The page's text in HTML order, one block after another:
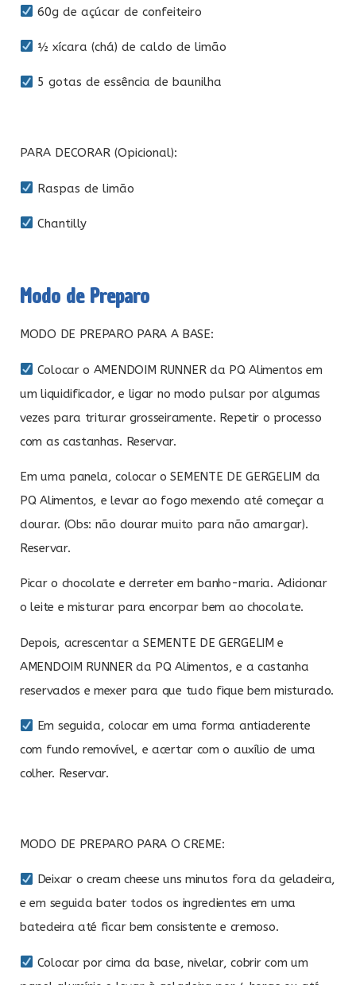
60g de açúcar de confeiteiro
½ xícara (chá) de caldo de limão
5 gotas de essência de baunilha
PARA DECORAR (Opicional):
Raspas de limão
Chantilly
Modo de Preparo
MODO DE PREPARO PARA A BASE:
Colocar o AMENDOIM RUNNER da PQ Alimentos em
um liquidificador, e ligar no modo pulsar por algumas
vezes para triturar grosseiramente. Repetir o processo
com as castanhas. Reservar.
Em uma panela, colocar o SEMENTE DE GERGELIM da
PQ Alimentos, e levar ao fogo mexendo até começar a
dourar. (Obs: não dourar muito para não amargar).
Reservar.
Picar o chocolate e derreter em banho-maria. Adicionar
o leite e misturar para encorpar bem ao chocolate.
Depois, acrescentar a SEMENTE DE GERGELIM e
AMENDOIM RUNNER da PQ Alimentos, e a castanha
reservados e mexer para que tudo fique bem misturado.
Em seguida, colocar em uma forma antiaderente
com fundo removível, e acertar com o auxílio de uma
colher. Reservar.
MODO DE PREPARO PARA O CREME:
Deixar o cream cheese uns minutos fora da geladeira,
e em seguida bater todos os ingredientes em uma
batedeira até ficar bem consistente e cremoso.
Colocar por cima da base, nivelar, cobrir com um